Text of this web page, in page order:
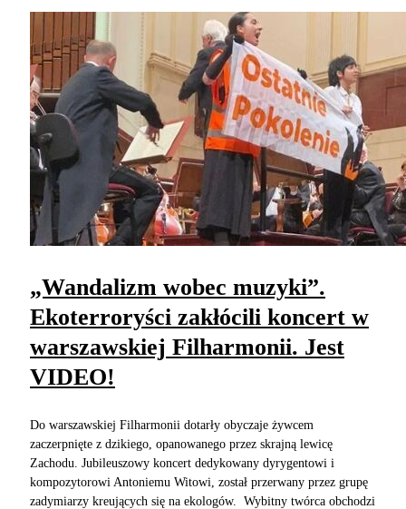
„Wandalizm wobec muzyki”.
Ekoterroryści zakłócili koncert w
warszawskiej Filharmonii. Jest
VIDEO!
Do warszawskiej Filharmonii dotarły obyczaje żywcem
zaczerpnięte z dzikiego, opanowanego przez skrajną lewicę
Zachodu. Jubileuszowy koncert dedykowany dyrygentowi i
kompozytorowi Antoniemu Witowi, został przerwany przez grupę
zadymiarzy kreujących się na ekologów. Wybitny twórca obchodzi